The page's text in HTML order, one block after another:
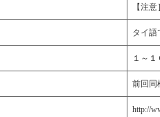
【
タイ語
１～１
前回同
http://